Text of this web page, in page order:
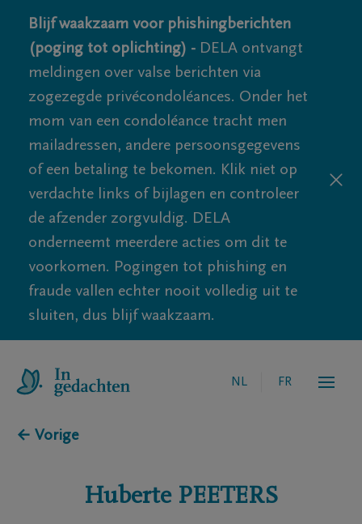
Blijf waakzaam voor phishingberichten
(poging tot oplichting) - DELA ontvangt
meldingen over valse berichten via
zogezegde privécondoléances. Onder het
mom van een condoléance tracht men
mailadressen, andere persoonsgegevens
of een betaling te bekomen. Klik niet op
verdachte links of bijlagen en controleer
de afzender zorgvuldig. DELA
onderneemt meerdere acties om dit te
voorkomen. Pogingen tot phishing en
fraude vallen echter nooit volledig uit te
sluiten, dus blijf waakzaam.
NL FR
← Vorige
Huberte PEETERS